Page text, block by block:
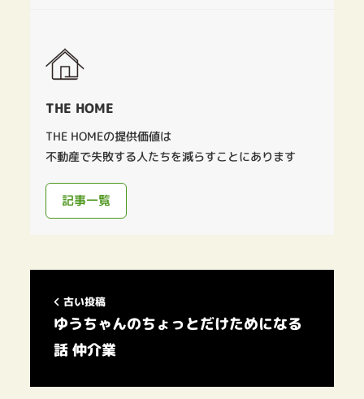
THE HOME
THE HOMEの提供価値は
不動産で失敗する人たちを減らすことにあります
記事一覧
古い投稿
ゆうちゃんのちょっとだけためになる
話 仲介業